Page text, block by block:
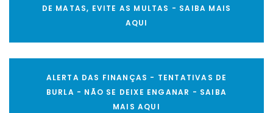
DE MATAS, EVITE AS MULTAS - SAIBA MAIS
AQUI
ALERTA DAS FINANÇAS - TENTATIVAS DE
BURLA - NÃO SE DEIXE ENGANAR - SAIBA
MAIS AQUI